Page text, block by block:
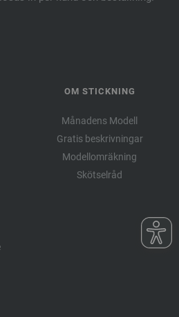
OM STICKNING
Månadens Modell
Gratis beskrivningar
Modellomräkning
Skötselråd